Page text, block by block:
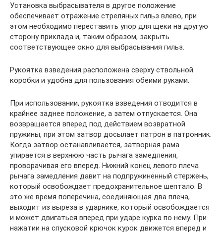
Установка выбрасывателя в другое положение
обеспечивает отражение стреляных гильз влево, при
этом необходимо переставить упор для щеки на другую
сторону приклада и, таким образом, закрыть
соответствующее окно для выбрасывания гильз.
Рукоятка взведения расположена сверху ствольной
коробки и удобна для пользования обеими руками.
При использовании, рукоятка взведения отводится в
крайнее заднее положение, а затем отпускается. Она
возвращается вперед под действием возвратной
пружины, при этом затвор досылает патрон в патронник.
Когда затвор останавливается, затворная рама
упирается в верхнюю часть рычага замедления,
проворачивая его вперед. Нижний конец левого плеча
рычага замедления давит на подпружиненный стержень,
который освобождает предохранительное шептало. В
это же время поперечина, соединяющая два плеча,
выходит из выреза в ударнике, который освобождается
и может двигаться вперед при ударе курка по нему. При
нажатии на спусковой крючок курок движется вперед и